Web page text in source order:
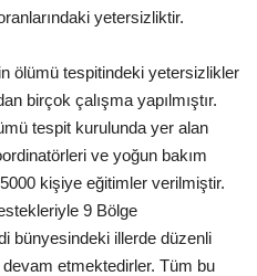
yetersizliktir.
ölümü tespitindeki yetersizlikler
birçok çalışma yapılmıştır.
tespit kurulunda yer alan
ve yoğun bakım
kişiye eğitimler verilmiştir.
9 Bölge
bünyesindeki illerde düzenli
etmektedirler. Tüm bu